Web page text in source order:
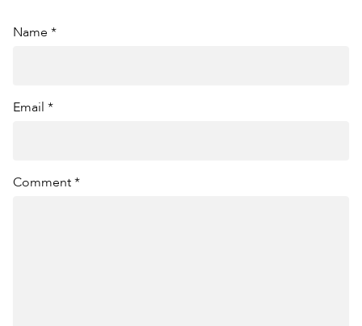
Name *
Email *
Comment *